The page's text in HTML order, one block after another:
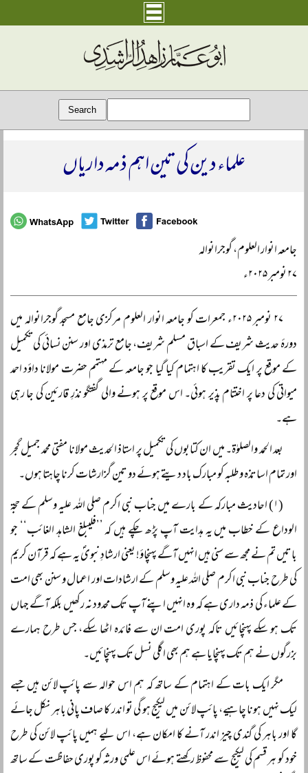
علماء دین کی تین اہم ذمہ داریاں
جامعہ انوار العلوم، گوجرانوالہ
۲۷ نومبر ۲۰۲۵ء
۲۷ نومبر ۲۰۲۵ء جمعرات کو جامعہ انوار العلوم مرکزی جامع مسجد گوجرانوالہ میں
دورۂ حدیث شریف کے اسباق مسلم شریف، جامع ترمذی اور سنن نسائی کی تکمیل
کے موقع پر ایک تقریب کا اہتمام کیا گیا جو جامعہ کے مہتمم حضرت مولانا داؤد احمد
میواتی کی دعا پر اختتام پذیر ہوئی۔ اس موقع پر ہونے والی گفتگو نذرِ قارئین کی جا رہی
ہے۔
بعد الحمد والصلوٰۃ۔ میں ان کتابوں کی تکمیل پر استاذ الحدیث مولانا مفتی محمد جمیل گجر
اور تمام اساتذہ و طلبہ کو مبارک باد دیتے ہوئے دو تین گزارشات کرنا چاہتا ہوں۔
(۱) احادیث مبارکہ کے بارے میں جناب نبی اکرم صلی اللہ علیہ وسلم کے حجۃ
الوداع کے خطاب میں یہ ہدایت آپ پڑھ چکے ہیں کہ ’’فلیبلغ الشاہد الغائب‘‘ جو
باتیں تم نے مجھ سے سنی ہیں انہیں آگے پہنچاؤ! یعنی ارشادِ نبویؐ یہ ہے کہ قرآن کریم
کی طرح جناب نبی اکرم صلی اللہ علیہ وسلم کے ارشادات اور اعمال و سنن بھی امت
کے علماء کی ذمہ داری ہے کہ وہ انہیں اپنے آپ تک محدود نہ رکھیں بلکہ آگے جہاں
تک ہو سکے پہنچائیں تاکہ پوری امت ان سے فائدہ اٹھا سکے، جس طرح ہمارے
بزرگوں نے ہم تک پہنچایا ہے ہم بھی اگلی نسل تک پہنچائیں۔
مگر ایک بات کے اہتمام کے ساتھ کہ ہم اس حوالہ سے پائپ لائن ہیں جسے
لیک نہیں ہونا چاہیے، پائپ لائن میں لیکیج ہو گی تو اندر کا صاف پانی باہر نکل جائے
گا اور باہر کی گندی چیز اندر آنے کا امکان ہے، اس لیے ہمیں پائپ لائن کی طرح
خود کو ہر قسم کی لیکیج سے محفوظ رکھتے ہوئے اس علمی ورثہ کو پوری حفاظت کے ساتھ